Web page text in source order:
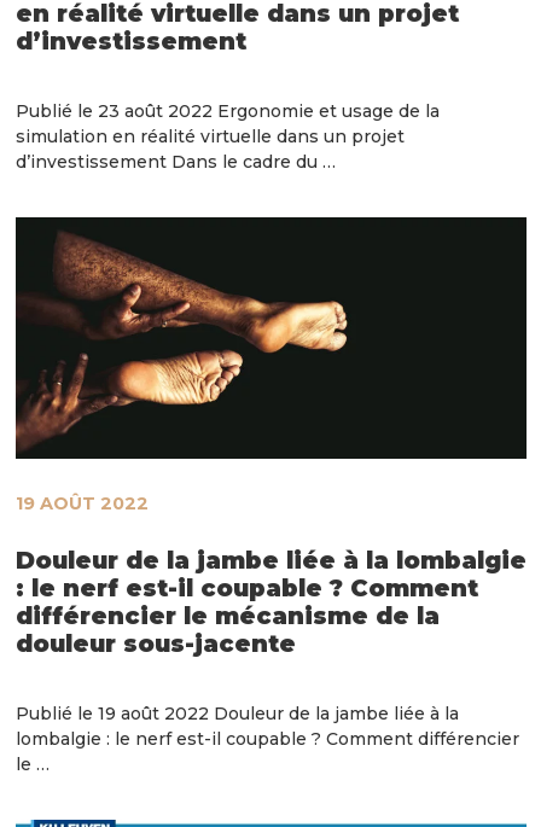
en réalité virtuelle dans un projet
d’investissement
Publié le 23 août 2022 Ergonomie et usage de la
simulation en réalité virtuelle dans un projet
d’investissement Dans le cadre du …
Douleur de la jambe liée à la lombalgie
: le nerf est-il coupable ? Comment
différencier le mécanisme de la
douleur sous-jacente
19 AOÛT 2022
Publié le 19 août 2022 Douleur de la jambe liée à la
lombalgie : le nerf est-il coupable ? Comment différencier
le …